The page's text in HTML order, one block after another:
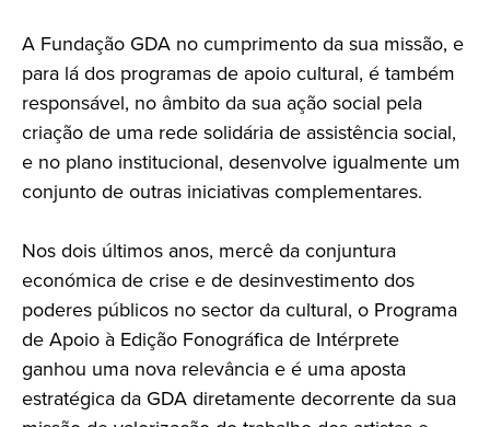
A Fundação GDA no cumprimento da sua missão, e
para lá dos programas de apoio cultural, é também
responsável, no âmbito da sua ação social pela
criação de uma rede solidária de assistência social,
e no plano institucional, desenvolve igualmente um
conjunto de outras iniciativas complementares.
Nos dois últimos anos, mercê da conjuntura
económica de crise e de desinvestimento dos
poderes públicos no sector da cultural, o Programa
de Apoio à Edição Fonográfica de Intérprete
ganhou uma nova relevância e é uma aposta
estratégica da GDA diretamente decorrente da sua